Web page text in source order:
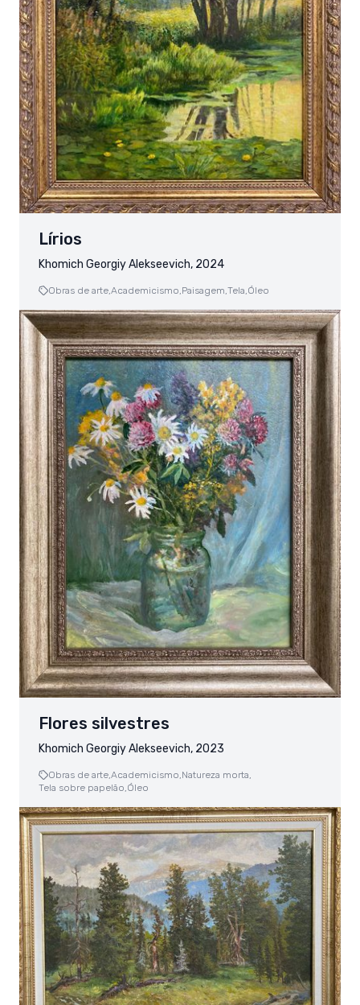
Lírios
Khomich Georgiy Alekseevich, 2024
Obras de arte,Academicismo,Paisagem,Tela,Óleo
Flores silvestres
Khomich Georgiy Alekseevich, 2023
Obras de arte,Academicismo,Natureza morta,
Tela sobre papelão,Óleo